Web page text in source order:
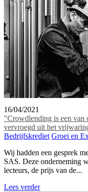
16/04/2021
"Crowdlending is een van
vervroegd uit het
Bedrijfskrediet Groei en
Wij hadden een gesprek
SAS. Deze onderneming
lecteurs, de prijs van de...
Lees verder